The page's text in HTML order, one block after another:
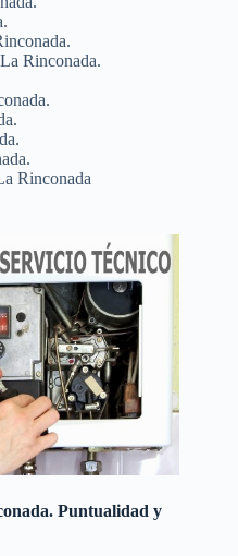
Rinconada.
Rinconada
Puntualidad y